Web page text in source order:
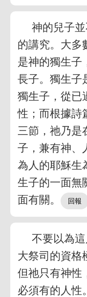
神的兒子
的講究。大多
是神的獨生子
長子。獨生子
獨生子，從已
性；而根據詩
三節，祂乃是
子，兼有神、
為人的耶穌生
生子的一面無
面有關。
不要以為
大祭司的資格
但祂只有神性
必須有的人性